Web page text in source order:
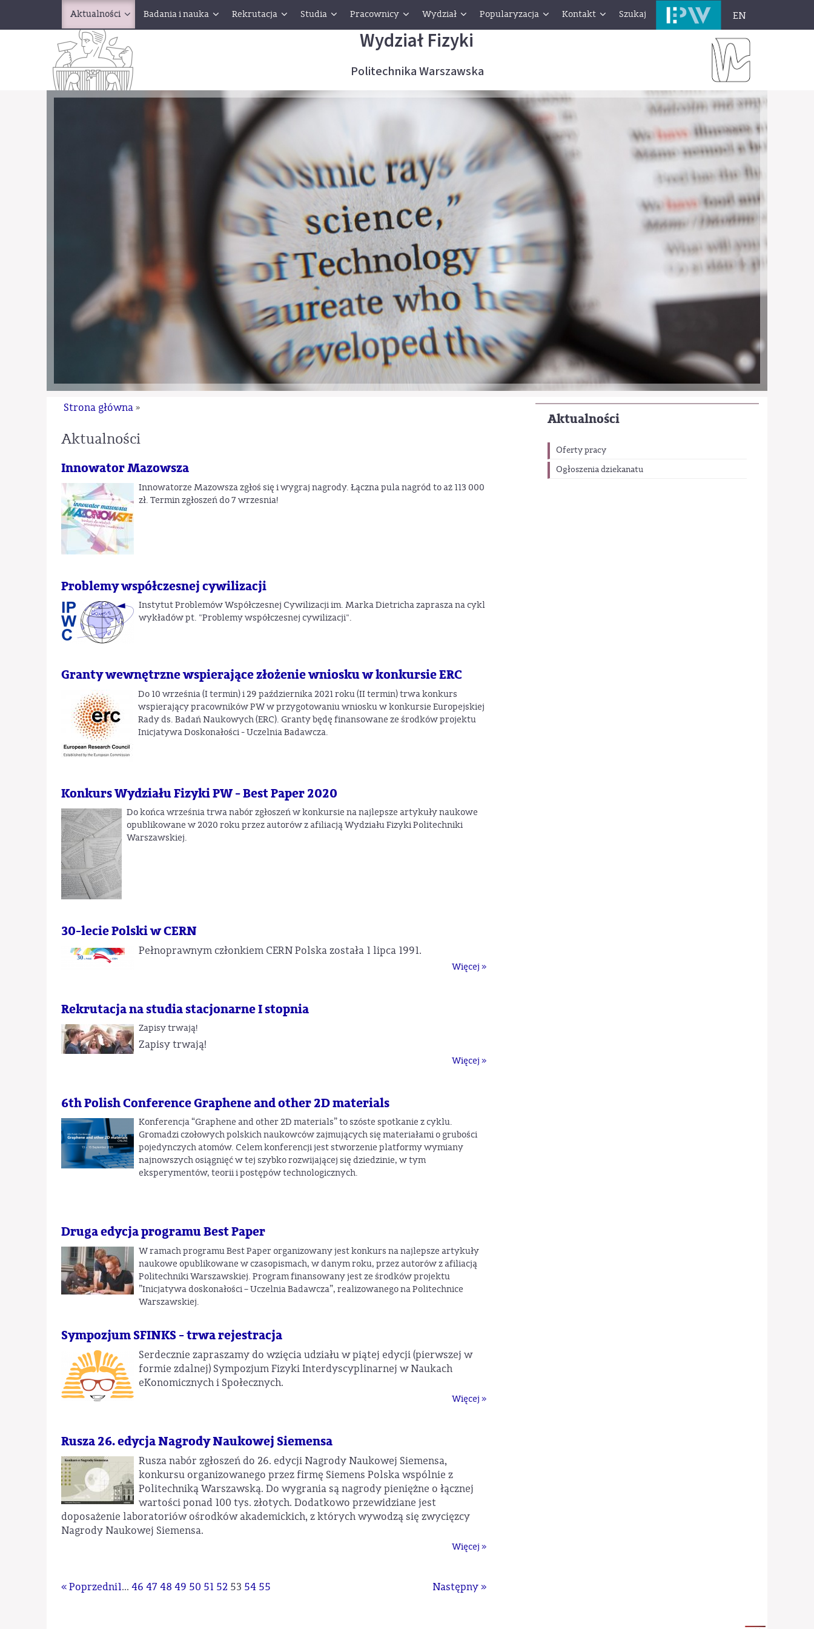
Aktualności Badania i nauka Rekrutacja Studia Pracownicy Wydział Popularyzacja Kontakt Szukaj EN
Wydział Fizyki
Politechnika Warszawska
Aktualności
Oferty pracy
Ogłoszenia dziekanatu
Strona główna »
Aktualności
Innowator Mazowsza
Innowatorze Mazowsza zgłoś się i wygraj nagrody. Łączna pula nagród to aż 113 000
zł. Termin zgłoszeń do 7 wrzesnia!
Problemy współczesnej cywilizacji
Instytut Problemów Współczesnej Cywilizacji im. Marka Dietricha zaprasza na cykl
wykładów pt. "Problemy współczesnej cywilizacji".
Granty wewnętrzne wspierające złożenie wniosku w konkursie ERC
Do 10 września (I termin) i 29 października 2021 roku (II termin) trwa konkurs
wspierający pracowników PW w przygotowaniu wniosku w konkursie Europejskiej
Rady ds. Badań Naukowych (ERC). Granty będę finansowane ze środków projektu
Inicjatywa Doskonałości - Uczelnia Badawcza.
Konkurs Wydziału Fizyki PW - Best Paper 2020
Do końca września trwa nabór zgłoszeń w konkursie na najlepsze artykuły naukowe
opublikowane w 2020 roku przez autorów z afiliacją Wydziału Fizyki Politechniki
Warszawskiej.
30-lecie Polski w CERN
Pełnoprawnym członkiem CERN Polska została 1 lipca 1991.
Więcej »
Rekrutacja na studia stacjonarne I stopnia
Zapisy trwają!
Zapisy trwają!
Więcej »
6th Polish Conference Graphene and other 2D materials
Konferencja “Graphene and other 2D materials” to szóste spotkanie z cyklu.
Gromadzi czołowych polskich naukowców zajmujących się materiałami o grubości
pojedynczych atomów. Celem konferencji jest stworzenie platformy wymiany
najnowszych osiągnięć w tej szybko rozwijającej się dziedzinie, w tym
eksperymentów, teorii i postępów technologicznych.
Druga edycja programu Best Paper
W ramach programu Best Paper organizowany jest konkurs na najlepsze artykuły
naukowe opublikowane w czasopismach, w danym roku, przez autorów z afiliacją
Politechniki Warszawskiej. Program finansowany jest ze środków projektu
”Inicjatywa doskonałości – Uczelnia Badawcza”, realizowanego na Politechnice
Warszawskiej.
Sympozjum SFINKS - trwa rejestracja
Serdecznie zapraszamy do wzięcia udziału w piątej edycji (pierwszej w
formie zdalnej) Sympozjum Fizyki Interdyscyplinarnej w Naukach
eKonomicznych i Społecznych.
Więcej »
Rusza 26. edycja Nagrody Naukowej Siemensa
Rusza nabór zgłoszeń do 26. edycji Nagrody Naukowej Siemensa,
konkursu organizowanego przez firmę Siemens Polska wspólnie z
Politechniką Warszawską. Do wygrania są nagrody pieniężne o łącznej
wartości ponad 100 tys. złotych. Dodatkowo przewidziane jest
doposażenie laboratoriów ośrodków akademickich, z których wywodzą się zwycięzcy
Nagrody Naukowej Siemensa.
Więcej »
« Poprzedni Następny »
1...46 47 48 49 50 51 52 53 54 55